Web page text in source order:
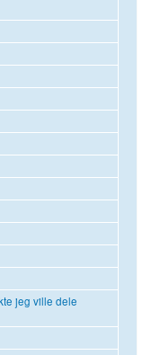
jeg ville dele